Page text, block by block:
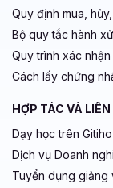
Quy định mua,
Bộ quy tắc hành
Quy trình xác
Cách lấy chứng
HỢP TÁC VÀ LIÊN
Dạy học trên Gitiho
Dịch vụ Doanh
Tuyển dụng giảng